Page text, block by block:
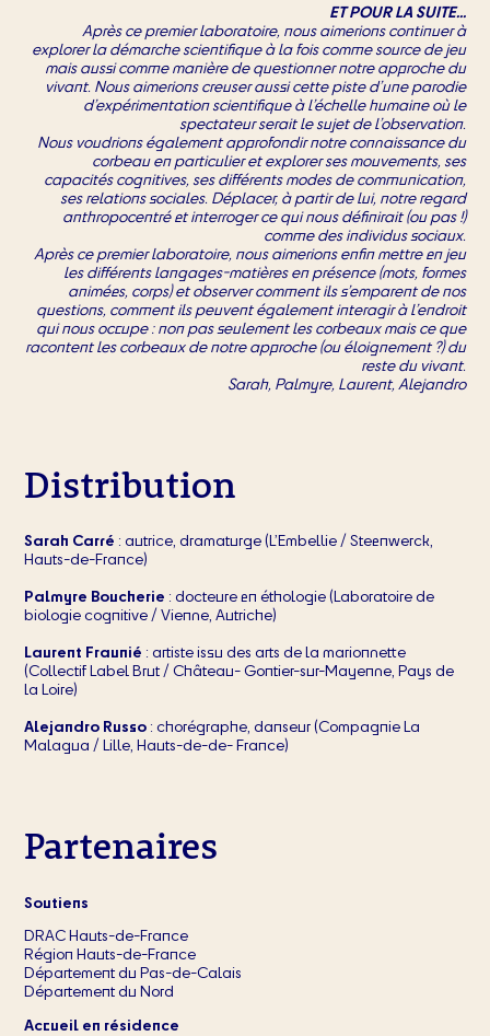
ET POUR LA SUITE...
Après ce premier laboratoire, nous aimerions continuer à
explorer la démarche scientifique à la fois comme source de jeu
mais aussi comme manière de questionner notre approche du
vivant. Nous aimerions creuser aussi cette piste d’une parodie
d’expérimentation scientifique à l’échelle humaine où le
spectateur serait le sujet de l’observation.
Nous voudrions également approfondir notre connaissance du
corbeau en particulier et explorer ses mouvements, ses
capacités cognitives, ses différents modes de communication,
ses relations sociales. Déplacer, à partir de lui, notre regard
anthropocentré et interroger ce qui nous définirait (ou pas !)
comme des individus sociaux.
Après ce premier laboratoire, nous aimerions enfin mettre en jeu
les différents langages-matières en présence (mots, formes
animées, corps) et observer comment ils s’emparent de nos
questions, comment ils peuvent également interagir à l’endroit
qui nous occupe : non pas seulement les corbeaux mais ce que
racontent les corbeaux de notre approche (ou éloignement ?) du
reste du vivant.
Sarah, Palmyre, Laurent, Alejandro
Distribution
Sarah Carré : autrice, dramaturge (L’Embellie / Steenwerck,
Hauts-de-France)
Palmyre Boucherie : docteure en éthologie (Laboratoire de
biologie cognitive / Vienne, Autriche)
Laurent Fraunié : artiste issu des arts de la marionnette
(Collectif Label Brut / Château- Gontier-sur-Mayenne, Pays de
la Loire)
Alejandro Russo : chorégraphe, danseur (Compagnie La
Malagua / Lille, Hauts-de-de- France)
Partenaires
Soutiens
DRAC Hauts-de-France
Région Hauts-de-France
Département du Pas-de-Calais
Département du Nord
Accueil en résidence